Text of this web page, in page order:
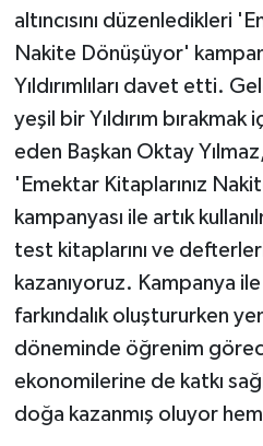
altıncısını düzenledikleri
Nakite Dönüşüyor'
Yıldırımlıları davet etti.
yeşil bir Yıldırım bırakmak
eden Başkan Oktay
'Emektar Kitaplarınız
kampanyası ile artık
test kitaplarını ve
kazanıyoruz. Kampanya
farkındalık oluştururken
döneminde öğrenim
ekonomilerine de katkı
doğa kazanmış oluyor hem
TEKNOLOJİ
Turizm
ÜLKE GÜNDEMİ
YEREL
Yerel Haberler